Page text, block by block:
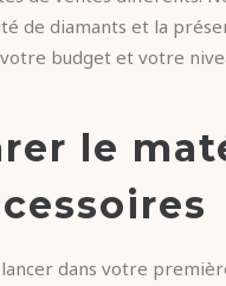
de diamants et la
budget et votre
le
dans votre